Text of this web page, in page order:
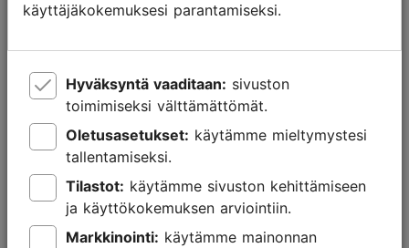
käyttäjäkokemuksesi parantamiseksi.
Hyväksyntä vaaditaan:
toimimiseksi välttämättömät.
Oletusasetukset:
tallentamiseksi.
Tilastot:
ja käyttökokemuksen arviointiin.
Markkinointi: